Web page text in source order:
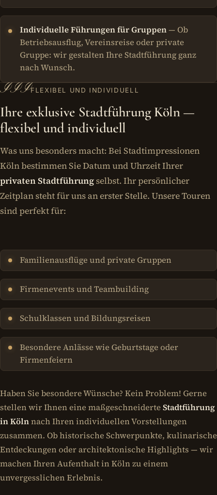
Individuelle Führungen für Gruppen— Ob
Betriebsausflug, Vereinsreise oder private
Gruppe: wir gestalten Ihre Stadtführung ganz
nach Wunsch.
IIIFLEXIBEL UND INDIVIDUELL
Ihre exklusive Stadtführung Köln —
flexibel und individuell
Was uns besonders macht: Bei Stadtimpressionen
Köln bestimmen Sie Datum und Uhrzeit Ihrer
privaten Stadtführung selbst. Ihr persönlicher
Zeitplan steht für uns an erster Stelle. Unsere Touren
sind perfekt für:
Familienausflüge und private Gruppen
Firmenevents und Teambuilding
Schulklassen und Bildungsreisen
Besondere Anlässe wie Geburtstage oder
Firmenfeiern
Haben Sie besondere Wünsche? Kein Problem! Gerne
stellen wir Ihnen eine maßgeschneiderte Stadtführung
in Kölnnach Ihren individuellen Vorstellungen
zusammen. Ob historische Schwerpunkte, kulinarische
Entdeckungen oder architektonische Highlights — wir
machen Ihren Aufenthalt in Köln zu einem
unvergesslichen Erlebnis.